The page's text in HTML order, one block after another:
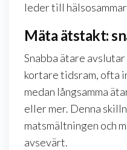
leder till
Mäta ätstakt:
Snabba ätare
kortare tidsram, ofta
medan långsamma
eller mer. Denna
matsmältningen och
avsevärt.